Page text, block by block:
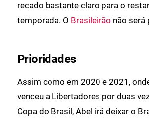
recado bastante claro para o
temporada. O Brasileirão não será
Prioridades
Assim como em 2020 e 2021,
venceu a Libertadores por duas
Copa do Brasil, Abel irá deixar o